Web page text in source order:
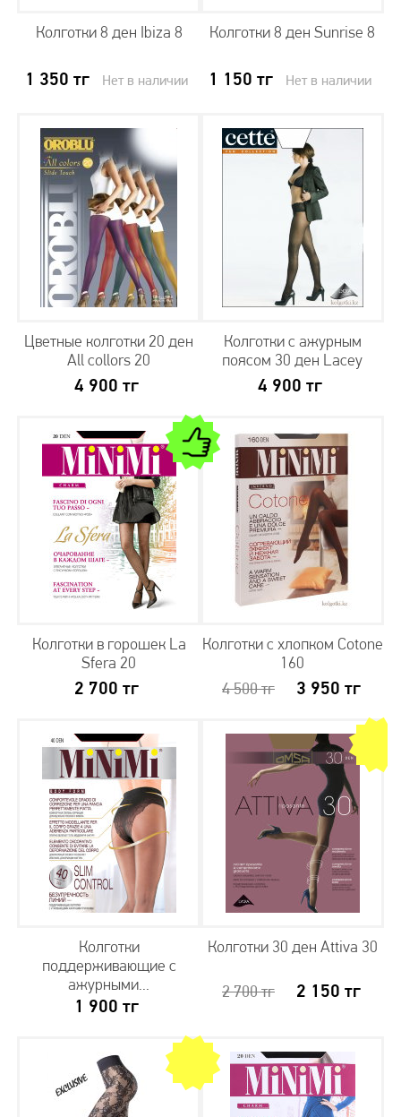
Колготки 8 ден Ibiza 8
1 350 тг Нет в наличии
Колготки 8 ден Sunrise 8
1 150 тг Нет в наличии
Цветные колготки 20 ден
All collors 20
4 900 тг
Колготки с ажурным
поясом 30 ден Lacey
4 900 тг
Колготки в горошек La
Sfera 20
2 700 тг
Колготки с хлопком Cotone
160
4 500тг 3 950 тг
Колготки
поддерживающие с
ажурными...
1 900 тг
Колготки 30 ден Attiva 30
2 700тг 2 150 тг